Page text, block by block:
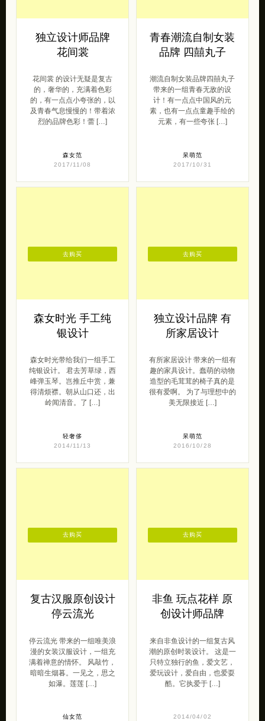
独立设计师品牌
花间裳
花间裳 的设计无疑是复古
的，奢华的，充满着色彩
的，有一点点小夸张的，以
及青春气息慢慢的！带着浓
烈的品牌色彩！蕾 […]
森女范
2017/11/08
青春潮流自制女装
品牌 四囍丸子
潮流自制女装品牌四囍丸子
带来的一组青春无敌的设
计！有一点点中国风的元
素，也有一点点童趣手绘的
元素，有一些夸张 […]
呆萌范
2017/10/31
森女时光 手工纯
银设计
森女时光带给我们一组手工
纯银设计。 君去芳草绿，西
峰弹玉琴。岂推丘中赏，兼
得清烦襟。朝从山口还，出
岭闻清音。了 […]
轻奢侈
2014/11/13
去购买
独立设计品牌 有
所家居设计
有所家居设计 带来的一组有
趣的家具设计。蠢萌的动物
造型的毛茸茸的椅子真的是
很有爱啊。 为了与理想中的
美无限接近 […]
呆萌范
2016/10/28
去购买
复古汉服原创设计
停云流光
停云流光 带来的一组唯美浪
漫的女装汉服设计，一组充
满着禅意的情怀。 风敲竹，
暗暗生烟暮。一见之，思之
如瀑。莲莲 […]
仙女范
去购买
非鱼 玩点花样 原
创设计师品牌
来自非鱼设计的一组复古风
潮的原创时装设计。 这是一
只特立独行的鱼，爱文艺，
爱玩设计，爱自由，也爱耍
酷。它执爱于 […]
2014/04/02
去购买